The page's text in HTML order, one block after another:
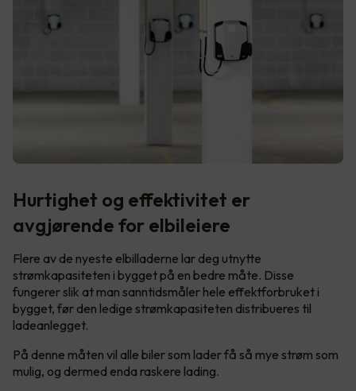
Hurtighet og effektivitet er
avgjørende for elbileiere
Flere av de nyeste elbilladerne lar deg utnytte
strømkapasiteten i bygget på en bedre måte. Disse
fungerer slik at man sanntidsmåler hele effektforbruket i
bygget, før den ledige strømkapasiteten distribueres til
ladeanlegget.
På denne måten vil alle biler som lader få så mye strøm som
mulig, og dermed enda raskere lading.